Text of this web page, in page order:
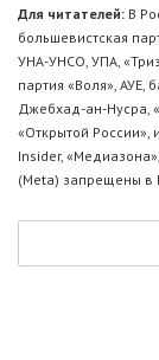
Для читателей: В
большевистская
УНА-УНСО, УПА,
партия «Воля», АУЕ,
Джебхад-ан-Нусра,
«Открытой
Insider,
(Metа) запрещены в